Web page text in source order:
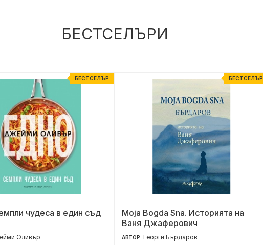
БЕСТСЕЛЪРИ
БЕСТСЕЛЪР
чудеса в един съд
Оливър
БЕСТСЕЛЪР
Moja Bogda Sna. Историята на
Ваня Джаферович
АВТОР: Георги Бърдаров